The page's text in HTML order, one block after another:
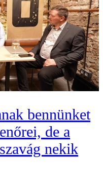
bennünket
de a
nekik